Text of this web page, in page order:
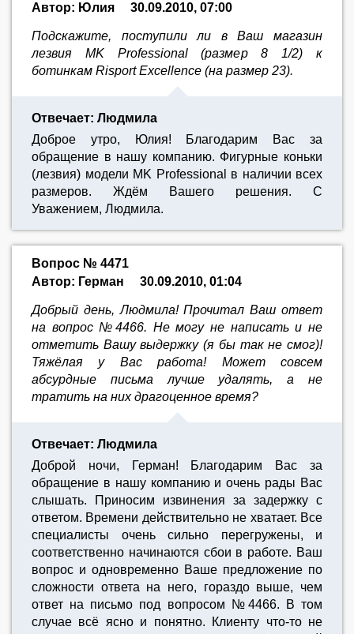
Автор: Юлия
30.09.2010, 07:00
Подскажите, поступили ли в Ваш магазин
лезвия MK Professional (размер 8 1/2) к
ботинкам Risport Excellence (на размер 23).
Отвечает: Людмила
Доброе утро, Юлия! Благодарим Вас за
обращение в нашу компанию. Фигурные коньки
(лезвия) модели MK Professional в наличии всех
размеров. Ждём Вашего решения. С
Уважением, Людмила.
Вопрос № 4471
Автор: Герман
30.09.2010, 01:04
Добрый день, Людмила! Прочитал Ваш ответ
на вопрос №4466. Не могу не написать и не
отметить Вашу выдержку (я бы так не смог)!
Тяжёлая у Вас работа! Может совсем
абсурдные письма лучше удалять, а не
тратить на них драгоценное время?
Отвечает: Людмила
Доброй ночи, Герман! Благодарим Вас за
обращение в нашу компанию и очень рады Вас
слышать. Приносим извинения за задержку с
ответом. Времени действительно не хватает. Все
специалисты очень сильно перегружены, и
соответственно начинаются сбои в работе. Ваш
вопрос и одновременно Ваше предложение по
сложности ответа на него, гораздо выше, чем
ответ на письмо под вопросом №4466. В том
случае всё ясно и понятно. Клиенту что-то не